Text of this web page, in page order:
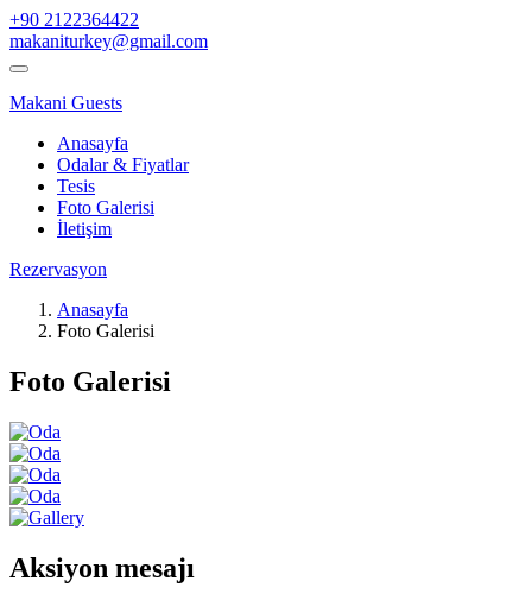
+90 2122364422
makaniturkey@gmail.com
Makani Guests
Anasayfa
Odalar & Fiyatlar
Tesis
Foto Galerisi
İletişim
Rezervasyon
Anasayfa
Foto Galerisi
Foto Galerisi
Aksiyon mesajı